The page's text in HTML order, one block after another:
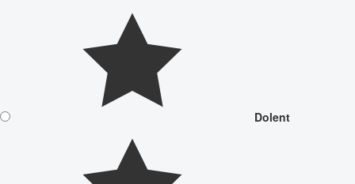
Dolent